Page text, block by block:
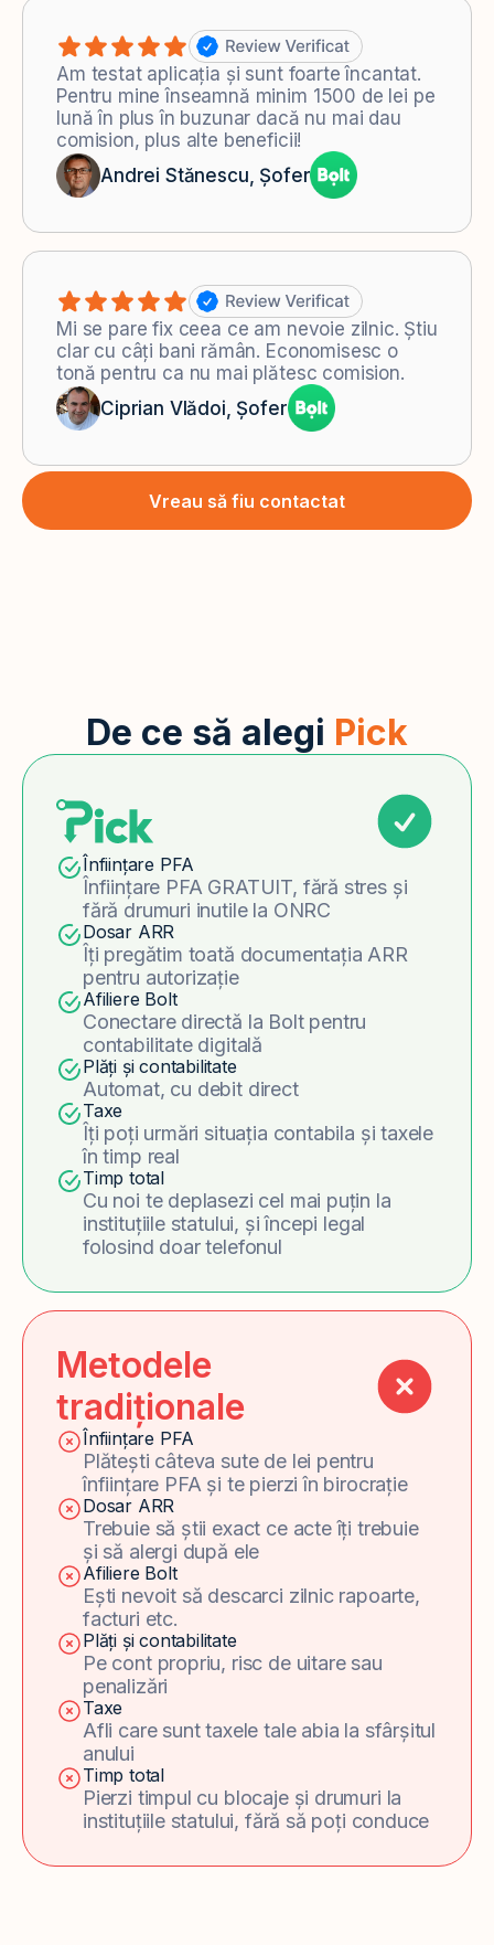
Am testat aplicația și sunt foarte încantat.
Pentru mine înseamnă minim 1500 de lei pe
lună în plus în buzunar dacă nu mai dau
comision, plus alte beneficii!
Andrei Stănescu, Șofer
Mi se pare fix ceea ce am nevoie zilnic. Știu
clar cu câți bani rămân. Economisesc o
tonă pentru ca nu mai plătesc comision.
Ciprian Vlădoi, Șofer
Vreau să fiu contactat
De ce să alegi Pick
Înființare PFA
Înființare PFA GRATUIT, fără stres și
fără drumuri inutile la ONRC
Dosar ARR
Îți pregătim toată documentația ARR
pentru autorizație
Afiliere Bolt
Conectare directă la Bolt pentru
contabilitate digitală
Plăți și contabilitate
Automat, cu debit direct
Taxe
Îți poți urmări situația contabila și taxele
în timp real
Timp total
Cu noi te deplasezi cel mai puțin la
instituțiile statului, și începi legal
folosind doar telefonul
Metodele
tradiționale
Înființare PFA
Plătești câteva sute de lei pentru
înființare PFA și te pierzi în birocrație
Dosar ARR
Trebuie să știi exact ce acte îți trebuie
și să alergi după ele
Afiliere Bolt
Ești nevoit să descarci zilnic rapoarte,
facturi etc.
Plăți și contabilitate
Pe cont propriu, risc de uitare sau
penalizări
Taxe
Afli care sunt taxele tale abia la sfârșitul
anului
Timp total
Pierzi timpul cu blocaje și drumuri la
instituțiile statului, fără să poți conduce